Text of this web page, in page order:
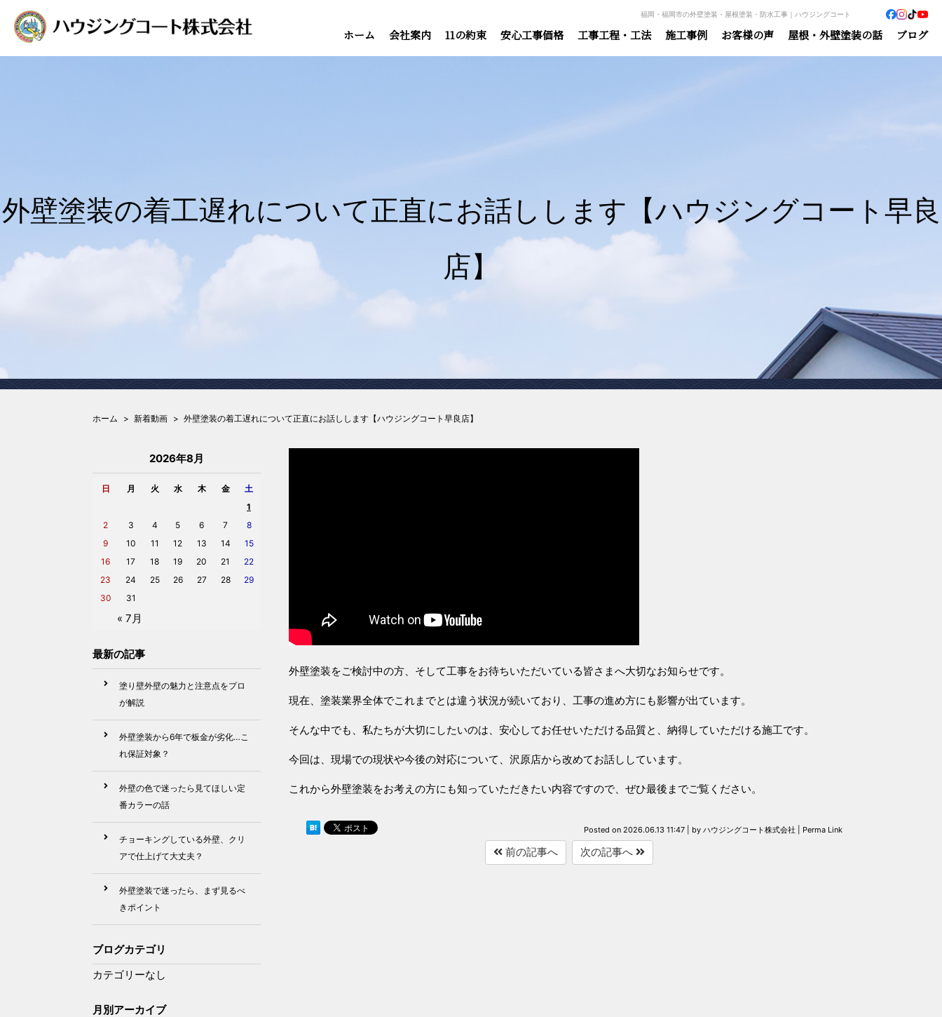
福岡・福岡市の外壁塗装・屋根塗装・防水工事｜ハウジングコート
ホーム 会社案内 11の約束 安心工事価格 工事工程・工法 施工事例 お客様の声 屋根・外壁塗装の話 ブログ
外壁塗装の着工遅れについて正直にお話しします【ハウジングコート早良
店】
ホーム 新着動画 外壁塗装の着工遅れについて正直にお話しします【ハウジングコート早良店】
外壁塗装をご検討中の方、そして工事をお待ちいただいている皆さまへ大切なお知らせです。
現在、塗装業界全体でこれまでとは違う状況が続いており、工事の進め方にも影響が出ています。
そんな中でも、私たちが大切にしたいのは、安心してお任せいただける品質と、納得していただける施工です。
今回は、現場での現状や今後の対応について、沢原店から改めてお話ししています。
これから外壁塗装をお考えの方にも知っていただきたい内容ですので、ぜひ最後までご覧ください。
Posted on 2026.06.13 11:47| by ハウジングコート株式会社 Perma Link
前の記事へ 次の記事へ
2026年8月
日 月 火 水 木 金 土
« 7月
1
2
3 4 5 6 7
8
9
10 11 12 13 14
15
16
17 18 19 20 21
22
23
24 25 26 27 28
29
30
31
最新の記事
塗り壁外壁の魅力と注意点をプロ
が解説
外壁塗装から6年で板金が劣化…こ
れ保証対象？
外壁の色で迷ったら見てほしい定
番カラーの話
チョーキングしている外壁、クリ
アで仕上げて大丈夫？
外壁塗装で迷ったら、まず見るべ
きポイント
ブログカテゴリ
カテゴリーなし
月別アーカイブ